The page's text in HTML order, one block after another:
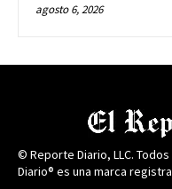
agosto 6, 2026
© Reporte Diario, LLC.
Diario® es una marca